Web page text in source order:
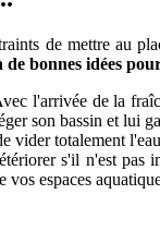
de mettre au
bonnes idées
l'arrivée de la
son bassin et lui
vider totalement
s'il n'est pas
vos espaces